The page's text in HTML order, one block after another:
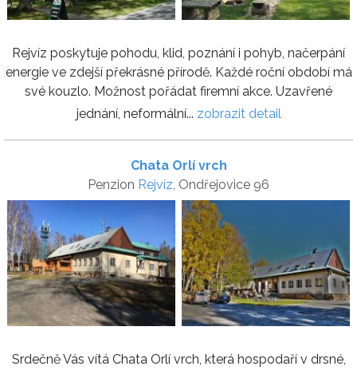
Rejvíz poskytuje pohodu, klid, poznání i pohyb, načerpání
energie ve zdejší překrásné přírodě. Každé roční období má
své kouzlo. Možnost pořádat firemní akce. Uzavřené
jednání, neformální... zobrazit detail
Chata Orlí vrch
Penzion Rejvíz, Ondřejovice 96
Srdečně Vás vítá Chata Orlí vrch, která hospodaří v drsné,